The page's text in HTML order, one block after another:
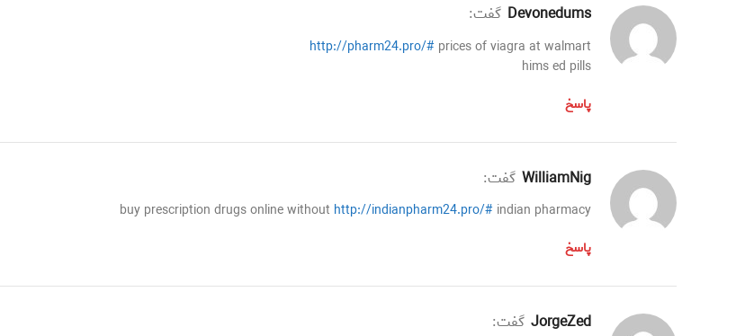
Devonedums گفت:
http://pharm24.pro/# prices of viagra at walmart
hims ed pills
پاسخ
WilliamNig گفت:
buy prescription drugs online without http://indianpharm24.pro/# indian pharmacy
پاسخ
JorgeZed گفت: